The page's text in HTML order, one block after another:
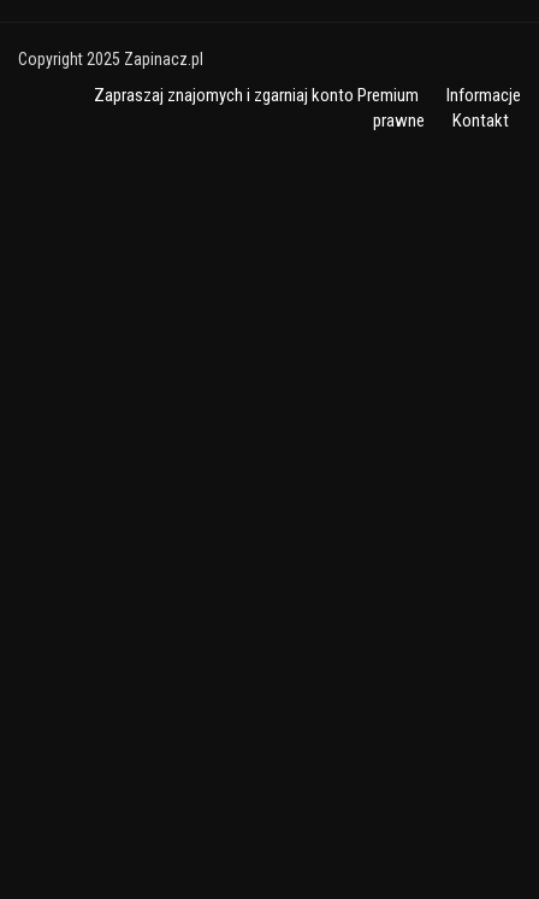
Copyright 2025 Zapinacz.pl
Zapraszaj znajomych i zgarniaj konto Premium
Informacje
prawne
Kontakt